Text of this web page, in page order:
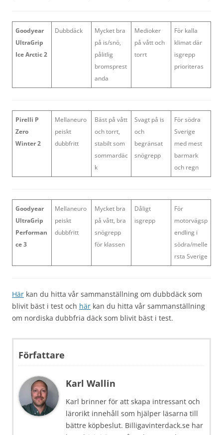
Goodyear
UltraGrip
Ice Arctic 2
Dubbdäck
Mycket bra
på is/snö,
pålitlig
bromsprest
anda
Medioker
på vått och
torrt
För kalla
klimat där
isgrepp
prioriteras
Pirelli P
Zero
Winter 2
Mellaneuro
peiskt
dubbfritt
Bäst på vått
och torrt,
stabilt som
sommardäc
k
Svagt på is
och
begränsat
snögrepp
För södra
Sverige
med mest
barmark
och regn
Goodyear
UltraGrip
Performan
ce 3
Mellaneuro
peiskt
dubbfritt
Mycket bra
på vått, bra
snögrepp
för klassen
Dåligt
isgrepp
För
motorvägsp
endling i
södra/melle
rsta Sverige
Här kan du hitta vår sammanställning om dubbdäck som
blivit bäst i test och här kan du hitta vår sammanställning
om nordiska dubbfria däck som blivit bäst i test.
Författare
Karl Wallin
Karl brinner för att skapa intressant och
lärorikt innehåll som hjälper läsarna till
bättre köpbeslut. Billigavinterdack.se har